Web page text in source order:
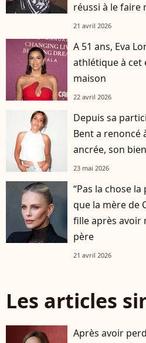
réussi à le faire
21 avril 2026
A 51 ans, Eva
athlétique à cet
maison
22 avril 2026
Depuis sa
Bent a renoncé
ancrée, son
23 mai 2026
“Pas la chose
que la mère de
fille après avoir
père
21 avril 2026
Les articles
Après avoir